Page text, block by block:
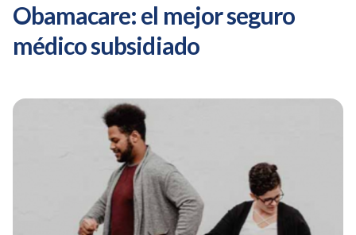
Obamacare: el mejor seguro
médico subsidiado